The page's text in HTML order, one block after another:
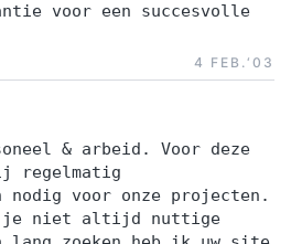
voor een succesvolle
4 FEB.‘03
& arbeid. Voor deze
regelmatig
nodig voor onze projecten.
je niet altijd nuttige